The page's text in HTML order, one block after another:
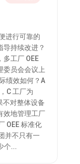
进行可靠的
导持续改进？
工厂 OEE
委员会会议上
绩效如何？A
C 工厂为
不对整体设备
效地管理工厂
OEE 标准化
并不只有一
个...